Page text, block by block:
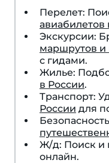
Перелет:
авиабилетов
Экскурсии:
маршрутов и
с гидами.
Жилье:
в России.
Транспорт:
России для
Ж/д: Поиск и
онлайн.